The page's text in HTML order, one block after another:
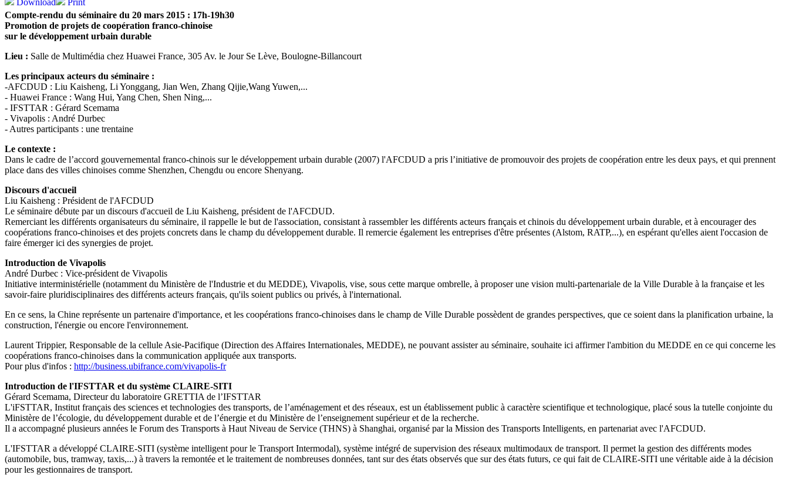
Compte-rendu du séminaire du 20 mars 2015 : 17h-19h30
Promotion de projets de coopération franco-chinoise
sur le développement urbain durable
Lieu : Salle de Multimédia chez Huawei France, 305 Av. le Jour Se Lève, Boulogne-Billancourt
Les principaux acteurs du séminaire :
-AFCDUD : Liu Kaisheng, Li Yonggang, Jian Wen, Zhang Qijie,Wang Yuwen,...
- Huawei France : Wang Hui, Yang Chen, Shen Ning,...
- IFSTTAR : Gérard Scemama
- Vivapolis : André Durbec
- Autres participants : une trentaine
Le contexte :
Dans le cadre de l’accord gouvernemental franco-chinois sur le développement urbain durable (2007) l'AFCDUD a pris l’initiative de promouvoir des projets de coopération entre les deux pays, et qui prennent
place dans des villes chinoises comme Shenzhen, Chengdu ou encore Shenyang.
Discours d'accueil
Liu Kaisheng : Président de l'AFCDUD
Le séminaire débute par un discours d'accueil de Liu Kaisheng, président de l'AFCDUD.
Remerciant les différents organisateurs du séminaire, il rappelle le but de l'association, consistant à rassembler les différents acteurs français et chinois du développement urbain durable, et à encourager des
coopérations franco-chinoises et des projets concrets dans le champ du développement durable. Il remercie également les entreprises d'être présentes (Alstom, RATP,...), en espérant qu'elles aient l'occasion de
faire émerger ici des synergies de projet.
Introduction de Vivapolis
André Durbec : Vice-président de Vivapolis
Initiative interministérielle (notamment du Ministère de l'Industrie et du MEDDE), Vivapolis, vise, sous cette marque ombrelle, à proposer une vision multi-partenariale de la Ville Durable à la française et les
savoir-faire pluridisciplinaires des différents acteurs français, qu'ils soient publics ou privés, à l'international.
En ce sens, la Chine représente un partenaire d'importance, et les coopérations franco-chinoises dans le champ de Ville Durable possèdent de grandes perspectives, que ce soient dans la planification urbaine, la
construction, l'énergie ou encore l'environnement.
Laurent Trippier, Responsable de la cellule Asie-Pacifique (Direction des Affaires Internationales, MEDDE), ne pouvant assister au séminaire, souhaite ici affirmer l'ambition du MEDDE en ce qui concerne les
coopérations franco-chinoises dans la communication appliquée aux transports.
Pour plus d'infos : http://business.ubifrance.com/vivapolis-fr
Introduction de l'IFSTTAR et du système CLAIRE-SITI
Gérard Scemama, Directeur du laboratoire GRETTIA de l’IFSTTAR
L'iFSTTAR, Institut français des sciences et technologies des transports, de l’aménagement et des réseaux, est un établissement public à caractère scientifique et technologique, placé sous la tutelle conjointe du
Ministère de l’écologie, du développement durable et de l’énergie et du Ministère de l’enseignement supérieur et de la recherche.
Il a accompagné plusieurs années le Forum des Transports à Haut Niveau de Service (THNS) à Shanghai, organisé par la Mission des Transports Intelligents, en partenariat avec l'AFCDUD.
L'IFSTTAR a développé CLAIRE-SITI (système intelligent pour le Transport Intermodal), système intégré de supervision des réseaux multimodaux de transport. Il permet la gestion des différents modes
(automobile, bus, tramway, taxis,...) à travers la remontée et le traitement de nombreuses données, tant sur des états observés que sur des états futurs, ce qui fait de CLAIRE-SITI une véritable aide à la décision
pour les gestionnaires de transport.